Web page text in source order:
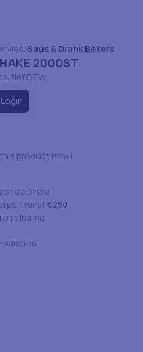
Saus & Drank Bekers
2000ST
BTW.
Login
product now!
geleverd
vanaf €250
afhaling